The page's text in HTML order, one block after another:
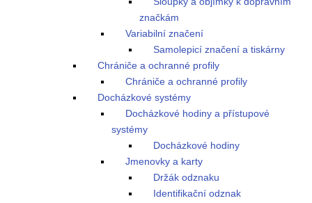
značkám
Variabilní značení
Samolepicí značení a tiskárny
Chrániče a ochranné profily
Chrániče a ochranné profily
Docházkové systémy
Docházkové hodiny a přístupové
systémy
Docházkové hodiny
Jmenovky a karty
Držák odznaku
Identifikační odznak